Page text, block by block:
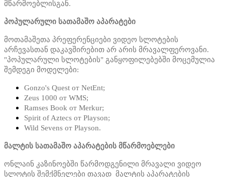
მწარმოებლისგან.
პოპულარული სათამაშო აპარატები
მოთამაშეთა პრეფერენციები ვიდეო სლოტების
არჩევასთან დაკავშირებით არ არის მრავალფეროვანი.
"პოპულარული სლოტების" განყოფილებებში მოცემულია
შემდეგი მოდელები:
Gonzo's Quest от NetEnt;
Zeus 1000 от WMS;
Ramses Book от Merkur;
Spirit of Aztecs от Playson;
Wild Sevens от Playson.
მალტის სათამაშო აპარატების მწარმოებლები
ონლაინ კაზინოებში წარმოდგენილი მრავალი ვიდეო
სლოტის შემქმნელები თავად მალტის აპარატების